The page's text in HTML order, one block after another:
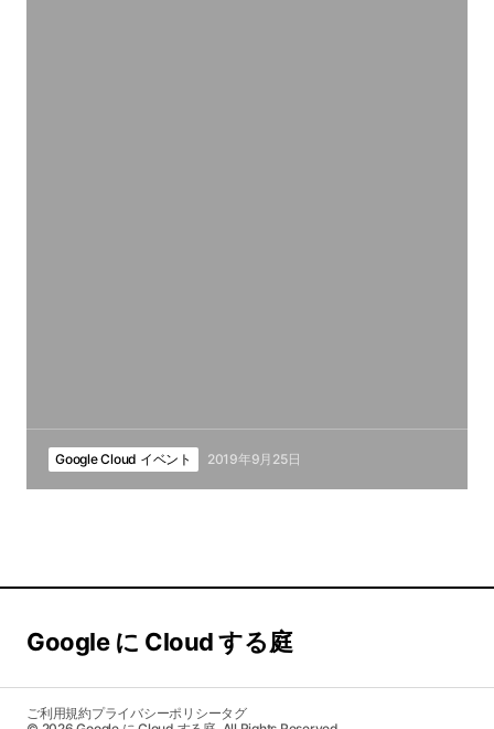
Google Cloud イベント 2019年9月25日
Google に Cloud する庭
ご利用規約プライバシーポリシータグ